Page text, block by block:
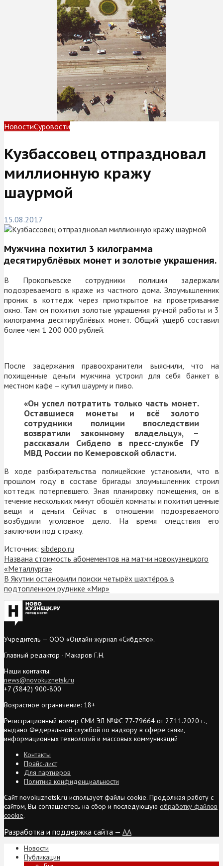
НовостиСуровости
Кузбассовец отпраздновал
миллионную кражу
шаурмой
15.08.2017
Мужчина похитил 3 килограмма
десятирублёвых монет и золотые украшения.
В Прокопьевске сотрудники полиции задержали
подозреваемого в краже из частного дома. Злоумышленник
проник в коттедж через приоткрытое на проветривание
окно. Там он похитил золотые украшения ручной работы и 3
килограмма десятирублёвых монет. Общий ущерб составил
более чем 1 200 000 рублей.
После задержания правоохранители выяснили, что на
похищенные деньги мужчина устроил для себя банкет в
местном кафе – купил шаурму и пиво.
«Он успел потратить только часть монет.
Оставшиеся монеты и всё золото
сотрудники полиции впоследствии
возвратили законному владельцу», –
рассказали Сибдепо в пресс-службе ГУ
МВД России по Кемеровской области.
В ходе разбирательства полицейские установили, что в
прошлом году в составе бригады злоумышленник строил
коттедж потерпевшего. Зная планировку помещения, он в
течение нескольких минут обошёл комнаты и похитил ценные
вещи и деньги. Сейчас в отношении подозреваемого
возбудили уголовное дело. На время следствия его
заключили под стражу.
Источник: sibdepo.ru
Названа стоимость абонементов на матчи новокузнецкого
«Металлурга»
В Якутии остановили поиски четырёх шахтёров в
подтопленном руднике «Мир»
Учредитель — ООО «Онлайн-журнал «Сибдепо».
Главный редактор - Макаров Г.Н.
Наши контакты:
news@novokuznetsk.ru
+7 (3842) 900-800
Возрастное ограничение: 18+
Регистрационный номер СМИ ЭЛ №ФС 77-79664 от 27.11.2020 г.,
выдано Федеральной службой по надзору в сфере связи,
информационных технологий и массовых коммуникаций
Контакты
Прайс-лист
Для партнеров
Политика конфиденциальности
Сайт novokuznetsk.ru использует файлы cookie. Продолжая работу с
сайтом, Вы соглашаетесь на сбор и последующую обработку файлов
cookie.
Разработка и поддержка сайта — AA
Новости
Публикации